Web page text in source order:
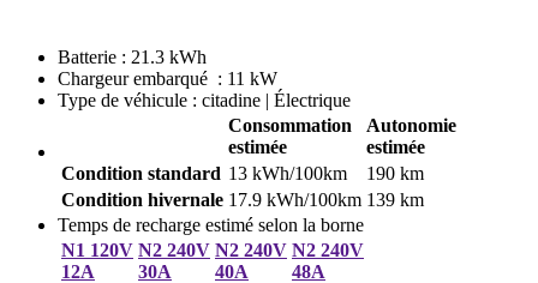
Batterie : 21.3 kWh
Chargeur embarqué : 11 kW
Type de véhicule : citadine | Électrique
Consommation
estimée
Autonomie
estimée
Condition standard 13 kWh/100km
190 km
Condition hivernale 17.9 kWh/100km 139 km
Temps de recharge estimé selon la borne
N1 120V
12A
N2 240V
30A
N2 240V
40A
N2 240V
48A